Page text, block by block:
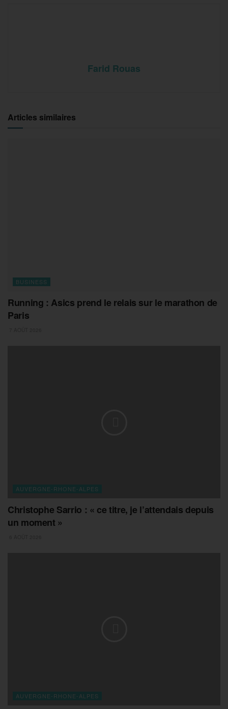
Farid Rouas
Articles similaires
BUSINESS
Running : Asics prend le relais sur le marathon de
Paris
AUVERGNE-RHONE-ALPES
Christophe Sarrio : « ce titre, je l’attendais depuis
un moment »
AUVERGNE-RHONE-ALPES